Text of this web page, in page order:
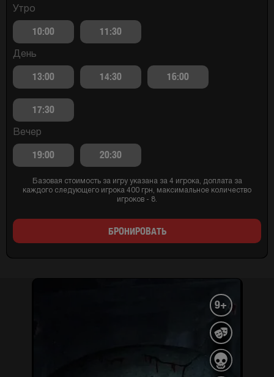
Утро
10:00 11:30
День
13:00 14:30 16:00
17:30
Вечер
19:00 20:30
Базовая стоимость за игру указана за 4 игрока, доплата за
каждого следующего игрока 400 грн, максимальное количество
игроков - 8.
БРОНИРОВАТЬ
9+